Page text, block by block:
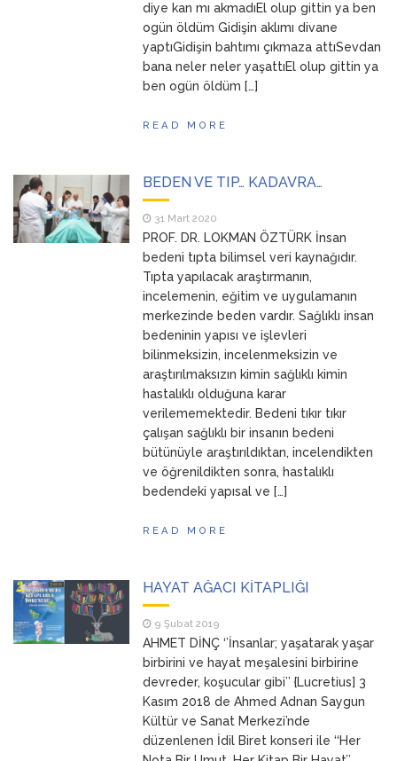
diye kan mı akmadıEl olup gittin ya ben
ogün öldüm Gidişin aklımı divane
yaptıGidişin bahtımı çıkmaza attıSevdan
bana neler neler yaşattıEl olup gittin ya
ben ogün öldüm […]
READ MORE
BEDEN VE TIP… KADAVRA…
31 Mart 2020
PROF. DR. LOKMAN ÖZTÜRK İnsan
bedeni tıpta bilimsel veri kaynağıdır.
Tıpta yapılacak araştırmanın,
incelemenin, eğitim ve uygulamanın
merkezinde beden vardır. Sağlıklı insan
bedeninin yapısı ve işlevleri
bilinmeksizin, incelenmeksizin ve
araştırılmaksızın kimin sağlıklı kimin
hastalıklı olduğuna karar
verilememektedir. Bedeni tıkır tıkır
çalışan sağlıklı bir insanın bedeni
bütünüyle araştırıldıktan, incelendikten
ve öğrenildikten sonra, hastalıklı
bedendeki yapısal ve […]
READ MORE
HAYAT AĞACI KİTAPLIĞI
9 Şubat 2019
AHMET DİNÇ ‘’İnsanlar; yaşatarak yaşar
birbirini ve hayat meşalesini birbirine
devreder, koşucular gibi’’ {Lucretius] 3
Kasım 2018 de Ahmed Adnan Saygun
Kültür ve Sanat Merkezi’nde
düzenlenen İdil Biret konseri ile ‘‘Her